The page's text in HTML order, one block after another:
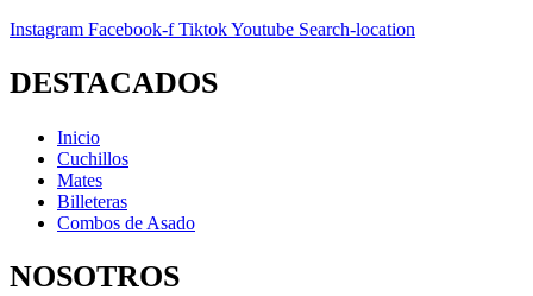
Instagram Facebook-f TiktokYoutube Search-location
DESTACADOS
Inicio
Cuchillos
Mates
Billeteras
Combos de Asado
NOSOTROS